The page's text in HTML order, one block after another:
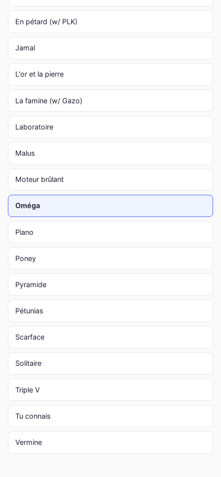
En pétard (w/ PLK)
Jamal
L'or et la pierre
La famine (w/ Gazo)
Laboratoire
Malus
Moteur brûlant
Oméga
Piano
Poney
Pyramide
Pétunias
Scarface
Solitaire
Triple V
Tu connais
Vermine